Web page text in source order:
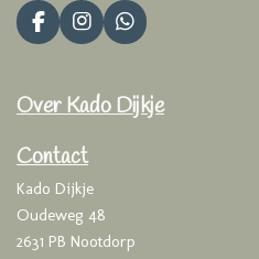
F
a
b
o
k
I
n
a
r
a
m
W
h
s
Over Kado Dijkje
Contact
Kado Dijkje
Oudeweg 48
2631 PB Nootdorp